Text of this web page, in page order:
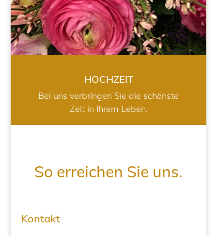
HOCHZEIT
Bei uns verbringen Sie die schönste
Zeit in Ihrem Leben.
So erreichen Sie uns.
Kontakt